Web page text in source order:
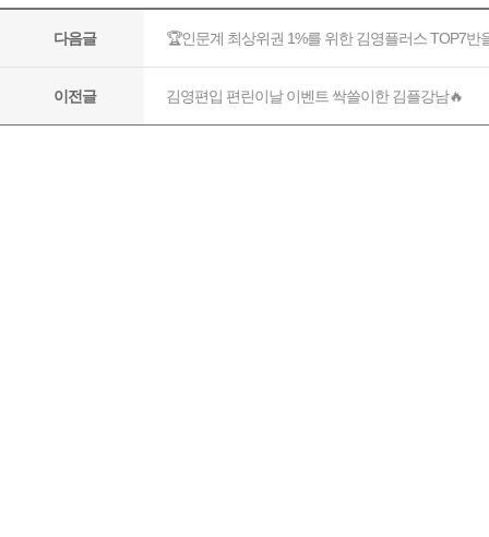
다음글 🏆인문계 최상위권 1%를 위한 김영플러스 TOP7반
이전글 김영편입 편린이날 이벤트 싹쓸이한 김플강남🔥